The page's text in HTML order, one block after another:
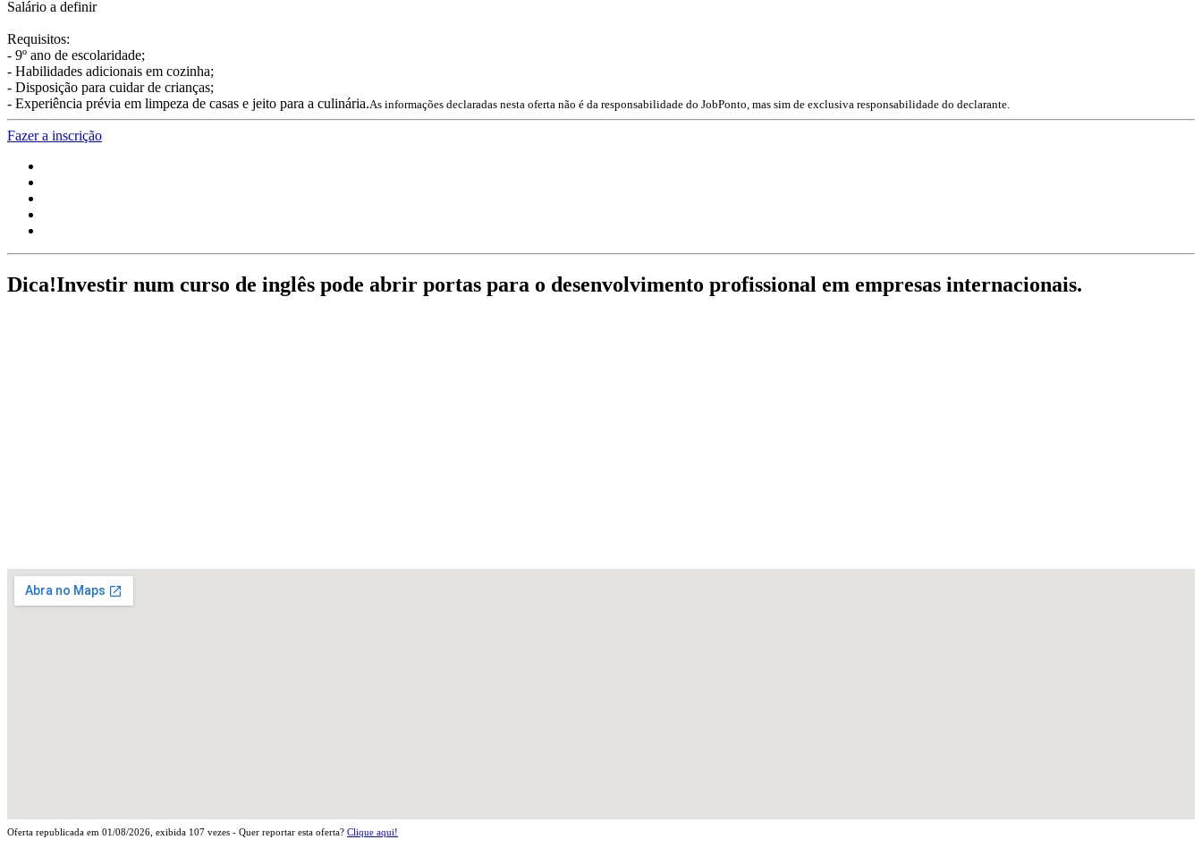
Salário a definir
Requisitos:
- 9º ano de escolaridade;
- Habilidades adicionais em cozinha;
- Disposição para cuidar de crianças;
- Experiência prévia em limpeza de casas e jeito para a culinária.As informações declaradas nesta oferta não é da responsabilidade do JobPonto, mas sim de exclusiva responsabilidade do declarante.
Fazer a inscrição
Dica!Investir num curso de inglês pode abrir portas para o desenvolvimento profissional em empresas internacionais.
Oferta republicada em 01/08/2026 , exibida 107 vezes - Quer reportar esta oferta? Clique aqui!